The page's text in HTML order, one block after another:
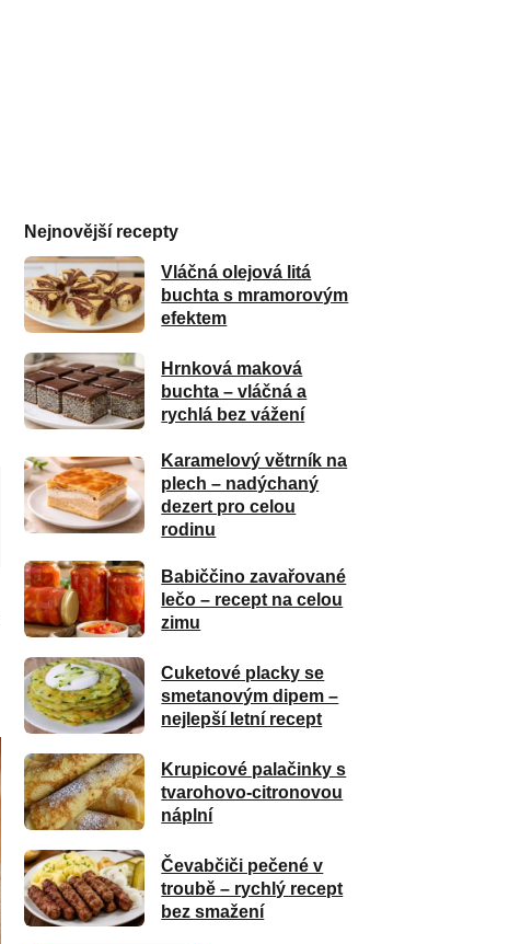
Nejnovější recepty
Vláčná olejová litá
buchta s mramorovým
efektem
Hrnková maková
buchta – vláčná a
rychlá bez vážení
Karamelový větrník na
plech – nadýchaný
dezert pro celou
rodinu
Babiččino zavařované
lečo – recept na celou
zimu
Cuketové placky se
smetanovým dipem –
nejlepší letní recept
Krupicové palačinky s
tvarohovo-citronovou
náplní
Čevabčiči pečené v
troubě – rychlý recept
bez smažení